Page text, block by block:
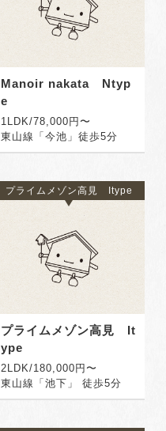
Manoir nakata Ntyp
e
1LDK/78,000円〜
東山線「今池」徒歩5分
プライムメゾン高見 Itype
プライムメゾン高見 It
ype
2LDK/180,000円〜
東山線「池下」 徒歩5分